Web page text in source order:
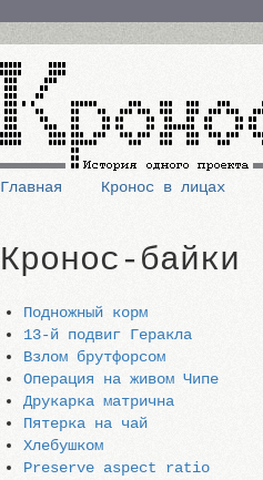
Основная
навигация
Главная Кронос в лицах
Кронос-байки
Подножный корм
13-й подвиг Геракла
Взлом брутфорсом
Операция на живом Чипе
Друкарка матрична
Пятерка на чай
Хлебушком
Preserve aspect ratio